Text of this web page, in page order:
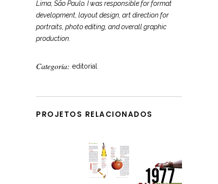
Lima, São Paulo. I was responsible for format
development, layout design, art direction for
portraits, photo editing, and overall graphic
production.
Categoria: editorial
PROJETOS RELACIONADOS